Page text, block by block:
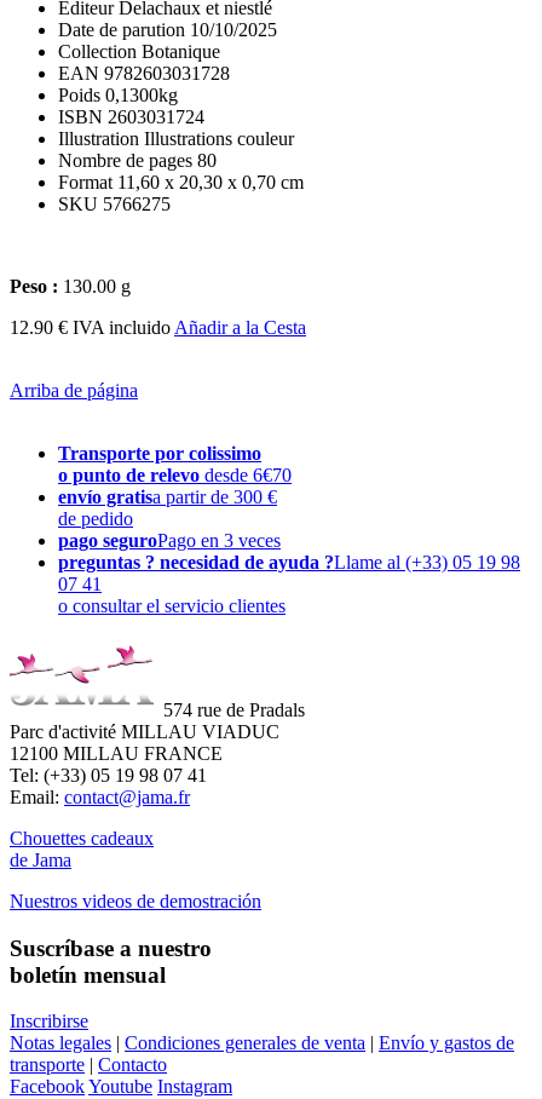
Editeur Delachaux et niestlé
Date de parution 10/10/2025
Collection Botanique
EAN 9782603031728
Poids 0,1300kg
ISBN 2603031724
Illustration Illustrations couleur
Nombre de pages 80
Format 11,60 x 20,30 x 0,70 cm
SKU 5766275
Peso : 130.00 g
12.90 € IVA incluido Añadir a la Cesta
Arriba de página
Transporte por colissimo
o punto de relevo desde 6€70
envío gratisa partir de 300 €
de pedido
pago seguroPago en 3 veces
preguntas ? necesidad de ayuda ?Llame al (+33) 05 19 98
07 41
o consultar el servicio clientes
574 rue de Pradals
Parc d'activité MILLAU VIADUC
12100 MILLAU FRANCE
Tel: (+33) 05 19 98 07 41
Email: contact@jama.fr
Chouettes cadeaux
de Jama
Nuestros videos de demostración
Suscríbase a nuestro
boletín mensual
Inscribirse
Notas legales | Condiciones generales de venta | Envío y gastos de
transporte | Contacto
FacebookYoutube Instagram